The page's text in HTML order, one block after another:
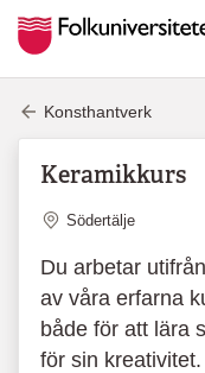
Konsthantverk
Keramikkurs
Plats
Södertälje
Du arbetar
av våra erfarna
både för att lära
för sin kreativitet.